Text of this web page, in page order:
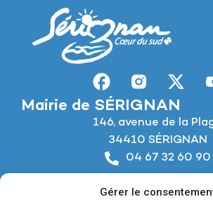
Gérer le
Mairie de SÉRIGNAN
146, avenue de la
34410 SÉRIGNAN
04 67 32 60 90
Horaires